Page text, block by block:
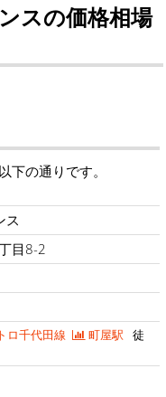
スの価格相場
下の通りです。
ス
目8-2
ロ千代田線 町屋駅 徒